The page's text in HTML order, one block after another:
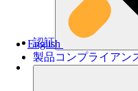
English
認証
製品コンプライアン